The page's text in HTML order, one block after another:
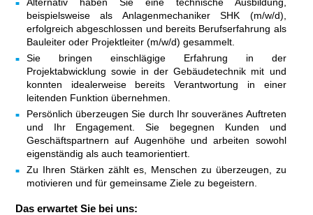
beispielsweise als Anlagenmechaniker SHK (m/w/d),
erfolgreich abgeschlossen und bereits Berufserfahrung als
Bauleiter oder Projektleiter (m/w/d) gesammelt.
Sie bringen einschlägige Erfahrung in der
Projektabwicklung sowie in der Gebäudetechnik mit und
konnten idealerweise bereits Verantwortung in einer
leitenden Funktion übernehmen.
Persönlich überzeugen Sie durch Ihr souveränes Auftreten
und Ihr Engagement. Sie begegnen Kunden und
Geschäftspartnern auf Augenhöhe und arbeiten sowohl
eigenständig als auch teamorientiert.
Zu Ihren Stärken zählt es, Menschen zu überzeugen, zu
motivieren und für gemeinsame Ziele zu begeistern.
Das erwartet Sie bei uns: